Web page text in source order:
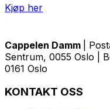
Kjøp her
Cappelen Damm
|
Sentrum, 0055 Oslo |
0161 Oslo
KONTAKT OSS